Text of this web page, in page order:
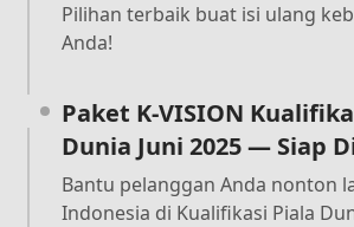
Pilihan terbaik buat isi ulang
Anda!
Paket K-VISION
Dunia Juni 2025 — Siap
Bantu pelanggan Anda nonton
Indonesia di Kualifikasi Piala